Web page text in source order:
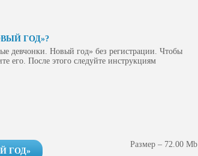
ГОД»?
девчонки. Новый год» без регистрации. Чтобы
его. После этого следуйте инструкциям
ГОД»
Размер – 72.00 Mb